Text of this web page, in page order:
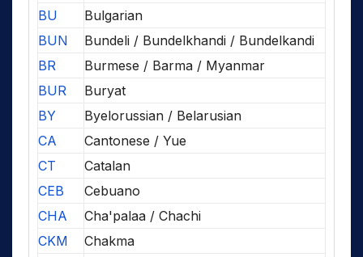
BU
Bulgarian
BUN
Bundeli / Bundelkhandi / Bundelkandi
BR
Burmese / Barma / Myanmar
BUR
Buryat
BY
Byelorussian / Belarusian
CA
Cantonese / Yue
CT
Catalan
CEB
Cebuano
CHA
Cha'palaa / Chachi
CKM
Chakma